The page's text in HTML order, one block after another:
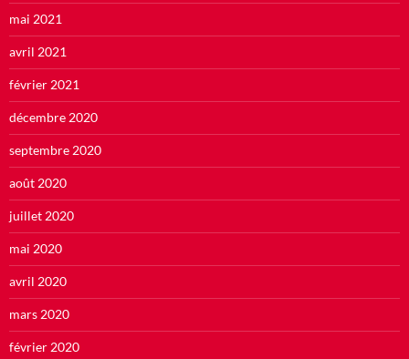
mai 2021
avril 2021
février 2021
décembre 2020
septembre 2020
août 2020
juillet 2020
mai 2020
avril 2020
mars 2020
février 2020